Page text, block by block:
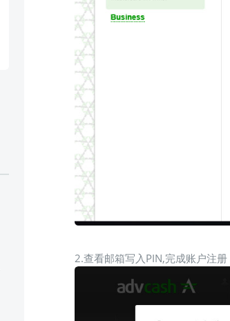
2.查看邮箱写入PIN,完成账户注册